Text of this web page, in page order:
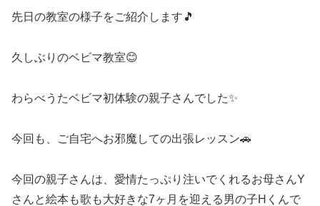
先日の教室の様子をご紹介します🎵
久しぶりのベビマ教室😊
わらべうたベビマ初体験の親子さんでした✨
今回も、ご自宅へお邪魔しての出張レッスン🚗
今回の親子さんは、愛情たっぷり注いでくれるお母さんY
さんと絵本も歌も大好きな7ヶ月を迎える男の子Hくんで